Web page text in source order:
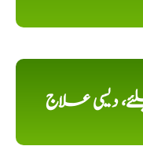
دیسی علاج